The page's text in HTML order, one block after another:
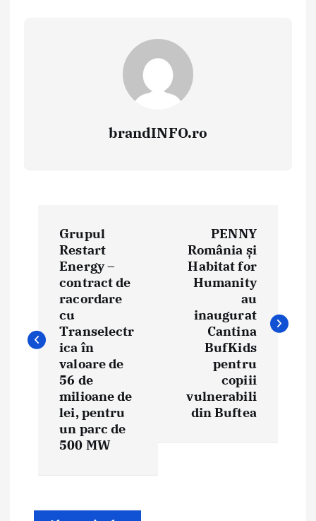
brandINFO.ro
g
a
Grupul
Restart
Energy –
contract de
racordare
cu
Transelectr
ica în
valoare de
56 de
milioane de
lei, pentru
un parc de
500 MW
PENNY
România și
Habitat for
Humanity
au
inaugurat
Cantina
BufKids
pentru
copiii
vulnerabili
din Buftea